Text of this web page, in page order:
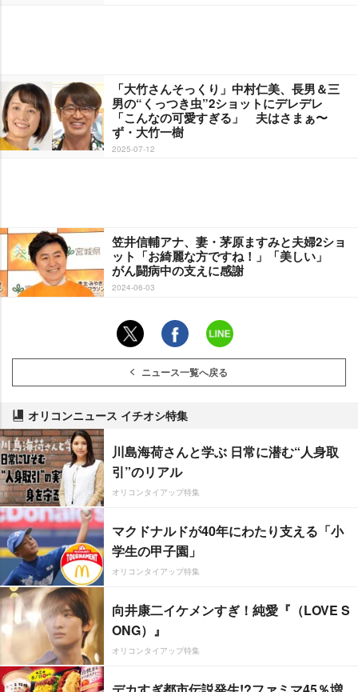
「大竹さんそっくり」中村仁美、長男＆三
男の“くっつき虫”2ショットにデレデレ
「こんなの可愛すぎる」 夫はさまぁ〜
ず・大竹一樹
2025-07-12
笠井信輔アナ、妻・茅原ますみと夫婦2ショ
ット「お綺麗な方ですね！」「美しい」
がん闘病中の支えに感謝
2024-06-03
ニュース一覧へ戻る
オリコンニュース イチオシ特集
川島海荷さんと学ぶ 日常に潜む“人身取
引”のリアル
オリコンタイアップ特集
マクドナルドが40年にわたり支える「小
学生の甲子園」
オリコンタイアップ特集
向井康二イケメンすぎ！純愛『（LOVE S
ONG）』
オリコンタイアップ特集